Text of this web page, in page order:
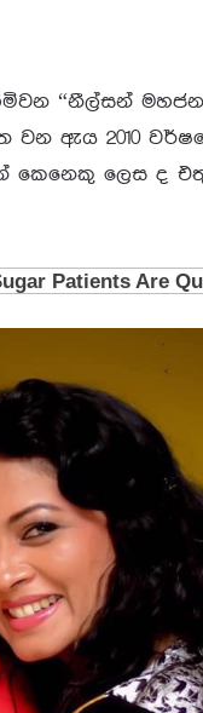
“නීල්සන් මහජන
වන ඇය 2010
කෙනෙකු ලෙස ද